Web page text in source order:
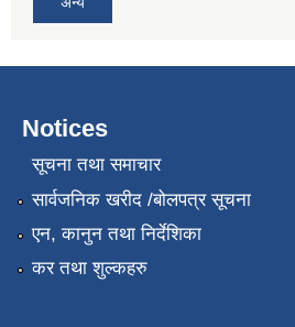
Notices
सूचना तथा समाचार
सार्वजनिक खरीद /बोलपत्र सूचना
एन, कानुन तथा निर्देशिका
कर तथा शुल्कहरु